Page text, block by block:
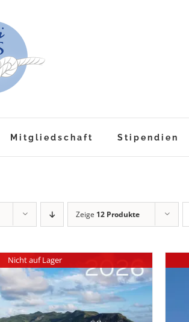
Mitgliedschaft Stipendien
Zeige 12 Produkte
Nicht auf Lager